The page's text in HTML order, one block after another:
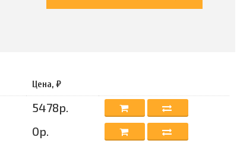
Цена, ₽
5478р.
0р.